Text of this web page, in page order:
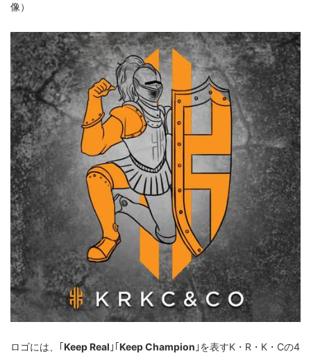
像）
ロゴには、｢Keep Real ｣｢Keep Champion ｣を表すK・R・K・Cの4